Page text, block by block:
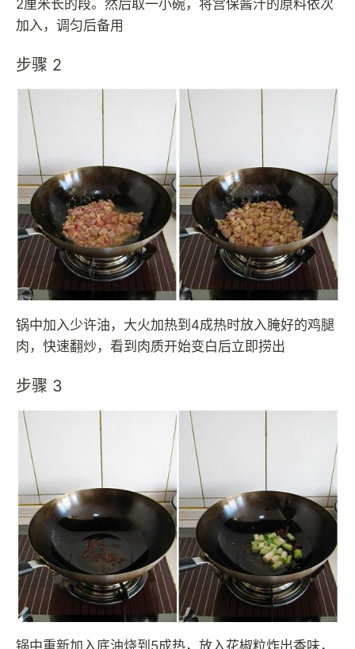
2厘米长的段。然后取一小碗，将宫保酱汁的原料依次
加入，调匀后备用
步骤 2
锅中加入少许油，大火加热到4成热时放入腌好的鸡腿
肉，快速翻炒，看到肉质开始变白后立即捞出
步骤 3
锅中重新加入底油烧到5成热，放入花椒粒炸出香味，